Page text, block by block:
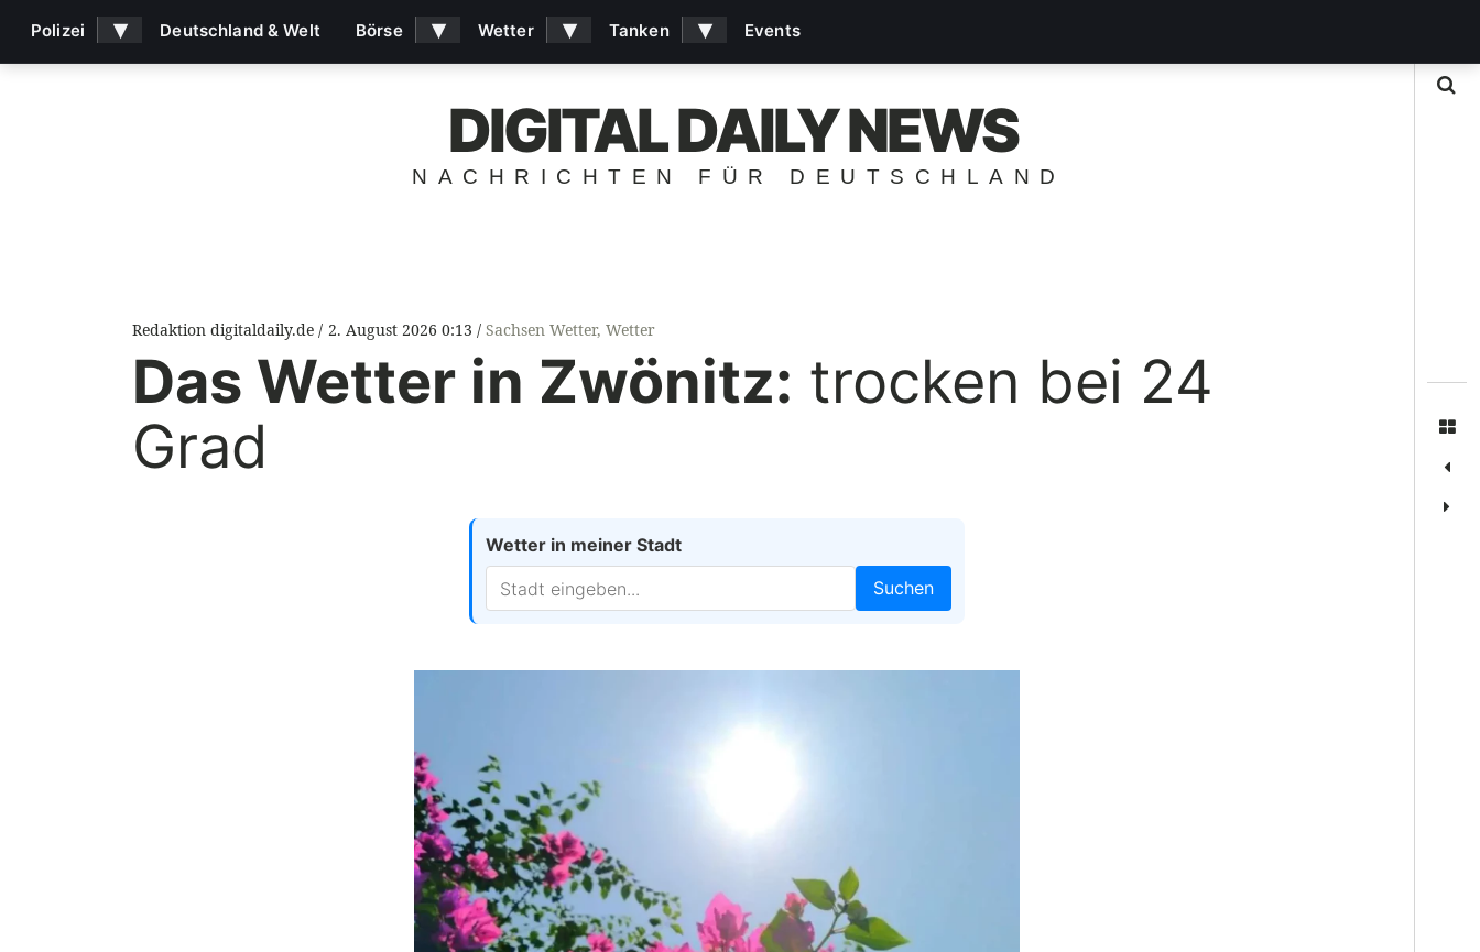
DIGITAL DAILY NEWS
NACHRICHTEN FÜR DEUTSCHLAND
Redaktion digitaldaily.de 2. August 2026 0:13 Sachsen Wetter, Wetter
Das Wetter in Zwönitz: trocken bei 24
Grad
Wetter in meiner Stadt
Suchen
Polizei ▾ Deutschland & Welt Börse ▾ Wetter ▾ Tanken ▾ Events